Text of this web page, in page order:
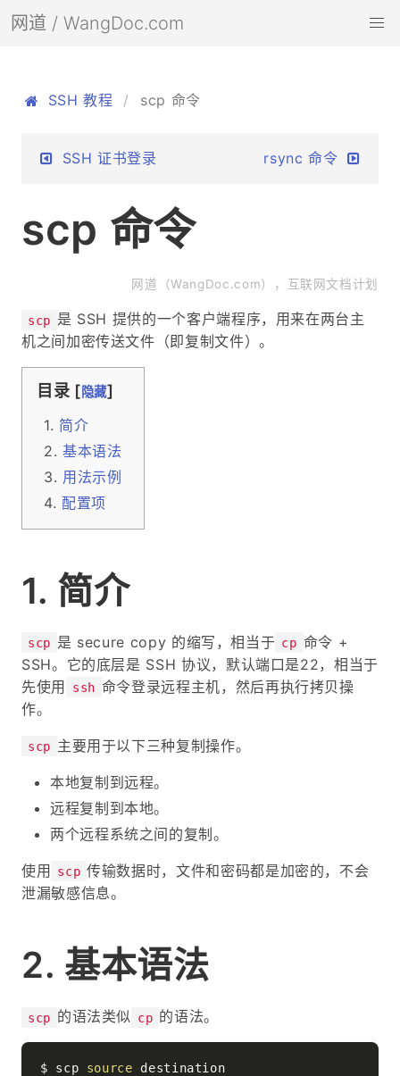
网道 / WangDoc.com
SSH 教程 scp 命令
SSH 证书登录 rsync 命令
scp 命令
网道（WangDoc.com），互联网文档计划
scp 是 SSH 提供的一个客户端程序，用来在两台主
机之间加密传送文件（即复制文件）。
目录 [隐藏]
简介
基本语法
用法示例
配置项
简介
scp 是 secure copy 的缩写，相当于 cp 命令 +
SSH。它的底层是 SSH 协议，默认端口是22，相当于
先使用
ssh 命令登录远程主机，然后再执行拷贝操
作。
scp 主要用于以下三种复制操作。
本地复制到远程。
远程复制到本地。
两个远程系统之间的复制。
使用 scp 传输数据时，文件和密码都是加密的，不会
泄漏敏感信息。
基本语法
scp 的语法类似 cp 的语法。
$ scp source